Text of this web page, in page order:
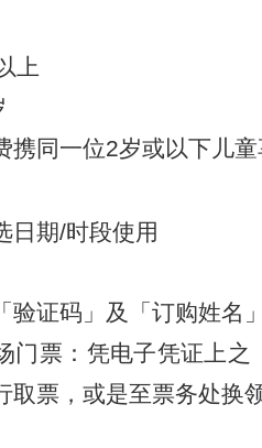
上
携同一位2岁或以下儿
日期/时段使用
验证码」及「订购姓名
门票：凭电子凭证上
取票，或是至票务处